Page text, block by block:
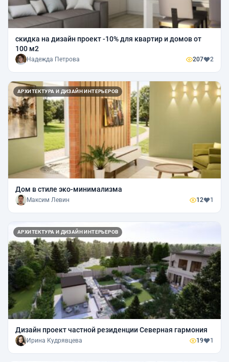
скидка на дизайн проект -10% для квартир и домов от
100 м2
Надежда Петрова 207 2
АРХИТЕКТУРА И ДИЗАЙН ИНТЕРЬЕРОВ
Дом в стиле эко-минимализма
Максим Левин 12 1
АРХИТЕКТУРА И ДИЗАЙН ИНТЕРЬЕРОВ
Дизайн проект частной резиденции Северная гармония
Ирина Кудрявцева 19 1